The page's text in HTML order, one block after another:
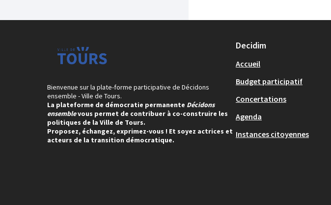
Bienvenue sur la plate-forme participative de Décidons
ensemble - Ville de Tours.
La plateforme de démocratie permanente Décidons
ensemblevous permet de contribuer à co-construire les
politiques de la Ville de Tours.
Proposez, échangez, exprimez-vous ! Et soyez actrices et
acteurs de la transition démocratique.
Decidim
Accueil
Budget participatif
Concertations
Agenda
Instances citoyennes